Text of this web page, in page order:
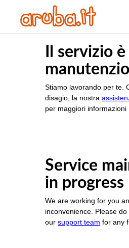
Il servizio
Stiamo lavorando per te.
disagio, la nostra
per maggiori informazioni
Service
in progress
We are working for you
inconvenience. Please
our support team for any